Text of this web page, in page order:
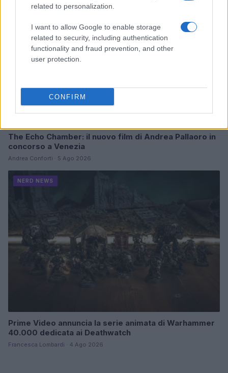
related to personalization.
I want to allow Google to enable storage
related to security, including authentication
functionality and fraud prevention, and other
user protection.
CONFIRM
The Echo Chamber: il nuovo film di Andrea Pallaoro in
concorso a Venezia
Andrea Conforti · 5 Ago 2026
NERD NEWS
Prime Video annuncia la serie animata di Warhammer
40.000 dedicata ai Deathwatch
Francesca Lombardi · 4 Ago 2026